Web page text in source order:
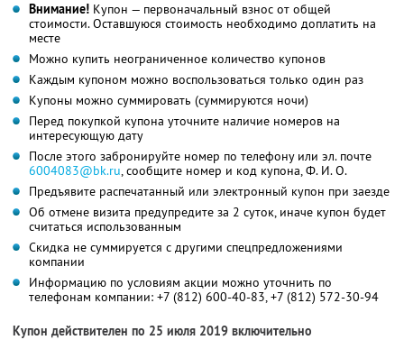
Внимание! Купон — первоначальный взнос от общей
стоимости. Оставшуюся стоимость необходимо доплатить на
месте
Можно купить неограниченное количество купонов
Каждым купоном можно воспользоваться только один раз
Купоны можно суммировать (суммируются ночи)
Перед покупкой купона уточните наличие номеров на
интересующую дату
После этого забронируйте номер по телефону или эл. почте
6004083@bk.ru, сообщите номер и код купона,Ф. И. О.
Предъявите распечатанный или электронный купон при заезде
Об отмене визита предупредите за 2 суток, иначе купон будет
считаться использованным
Скидка не суммируется с другими спецпредложениями
компании
Информацию по условиям акции можно уточнить по
телефонам компании: +7 (812) 600-40-83,+7 (812) 572-30-94
Купон действителен по 25 июля 2019 включительно